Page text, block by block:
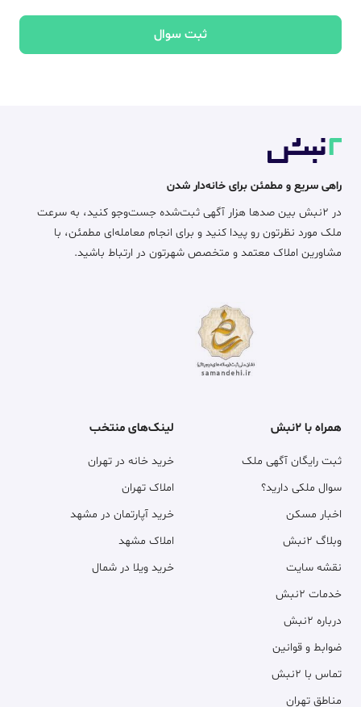
ثبت سوال
راهی سریع و مطمئن برای خانه‌دار شدن
در ۲نبش بین صدها هزار آگهی ثبت‌شده جست‌وجو کنید، به سرعت
ملک مورد نظرتون رو پیدا کنید و برای انجام معامله‌ای مطمئن، با
مشاورین املاک معتمد و متخصص شهرتون در ارتباط باشید.
همراه با ۲نبش
ثبت رایگان آگهی ملک
سوال ملکی دارید؟
اخبار مسکن
وبلاگ ۲نبش
نقشه سایت
خدمات ۲نبش
درباره ۲نبش
ضوابط و قوانین
تماس با ۲نبش
مناطق تهران
لینک‌های منتخب
خرید خانه در تهران
املاک تهران
خرید آپارتمان در مشهد
املاک مشهد
خرید ویلا در شمال